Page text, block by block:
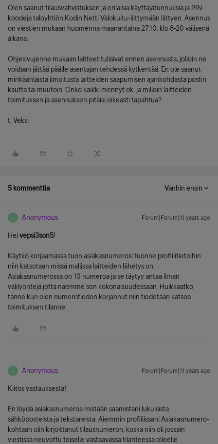
Olen saanut tilausvahvistuksen ja erilaisia käyttäjätunnuksia ja PIN-
koodeja taloyhtiön Kodin Netti Valokuitu-liittymään liittyen. Asennus
on viestien mukaan huomenna maanantaina 27.10. klo 8-20 välisenä
aikana.
Ohjesivujenne mukaan laitteet tulisivat ennen asennusta, jolloin ne
voidaan jättää päälle asentajan tehdessä kytkentää. En ole saanut
minkäänlaista ilmoitusta laitteiden saapumisen ajankohdasta postin
kautta tai muutoin. Onko kaikki mennyt ok, ja milloin laitteiden
toimituksen ja asennuksen pitäisi oikeasti tapahtua?
t. Veksi
5 kommenttia Vanhin ensin
A Anonymous Forum|Forum|11 years ago
Heivepsi3son5!
Käytkö korjaamassa tuon asiakasnumerosi tuonne profiilitietoihin
niin katsotaan missä mallissa laitteiden lähetys on.
Asiakasnumerossa on 10 numeroa ja se täytyy antaa ilman
välilyöntejä jotta näemme sen kokonaisuudessaan. Huikkaatko
tänne kun olen numerotiedon korjannut niin tiedetään katsoa
toimituksen tilanne.
A Anonymous Forum|Forum|11 years ago
Kiitos vastauksesta!
En löydä asiakasnumeroa mistään saamistani lukuisista
sähköposteista ja tekstareista. Aiemmin profiilissani Asiakasnumero-
kohtaan olin kirjoittanut tilausnumeron, koska niin oli jossain
viestissä neuvottu toiselle vastaavassa tilanteessa olleelle